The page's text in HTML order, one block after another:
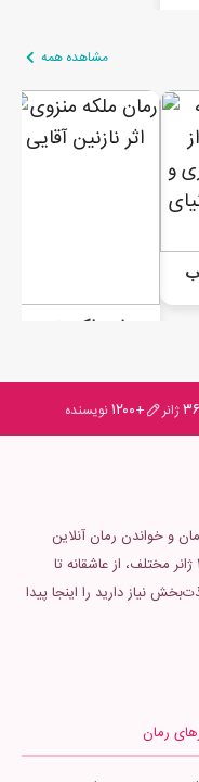
مشاهده همه
رمان ملکه منزوی
۳۶ژانر +۱۲۰۰ نویسنده
و خواندن رمان آنلاین
ایرانی است. با بیش از ۲۵۰۰ رمان متنوع در ۳۶ ژانر مختلف، از عاشقانه تا
نیاز دارید را اینجا پیدا
رمان